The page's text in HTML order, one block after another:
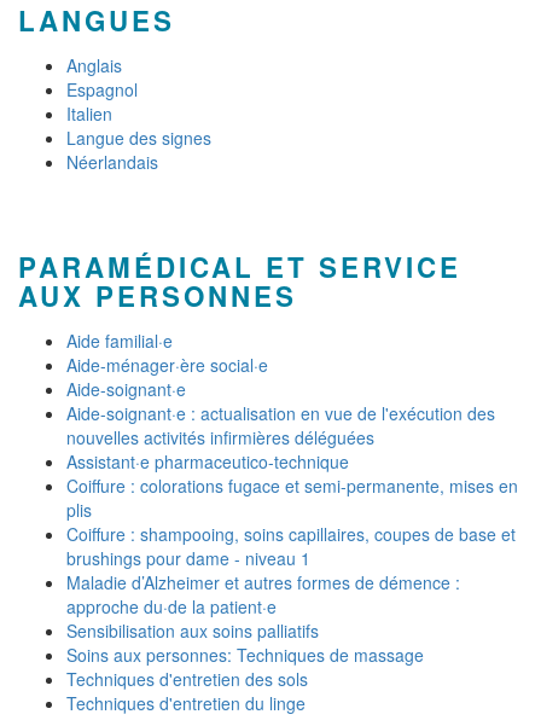
LANGUES
Anglais
Espagnol
Italien
Langue des signes
Néerlandais
PARAMÉDICAL ET SERVICE
AUX PERSONNES
Aide familial·e
Aide-ménager·ère social·e
Aide-soignant·e
Aide-soignant·e : actualisation en vue de l'exécution des
nouvelles activités infirmières déléguées
Assistant·e pharmaceutico-technique
Coiffure : colorations fugace et semi-permanente, mises en
plis
Coiffure : shampooing, soins capillaires, coupes de base et
brushings pour dame - niveau 1
Maladie d’Alzheimer et autres formes de démence :
approche du·de la patient·e
Sensibilisation aux soins palliatifs
Soins aux personnes: Techniques de massage
Techniques d'entretien des sols
Techniques d'entretien du linge